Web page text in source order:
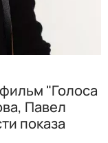
"Голоса
Павел
показа